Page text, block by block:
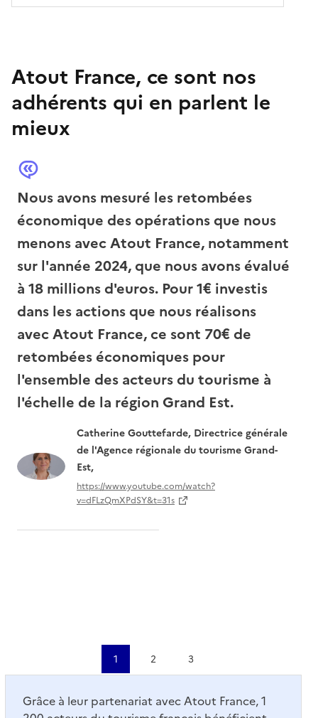
Atout France, ce sont nos
adhérents qui en parlent le
mieux
Nous avons mesuré les retombées
économique des opérations que nous
menons avec Atout France, notamment
sur l'année 2024, que nous avons évalué
à 18 millions d'euros. Pour 1€ investis
dans les actions que nous réalisons
avec Atout France, ce sont 70€ de
retombées économiques pour
l'ensemble des acteurs du tourisme à
l'échelle de la région Grand Est.
Catherine Gouttefarde, Directrice générale
de l'Agence régionale du tourisme Grand-
Est,
https://www.youtube.com/watch?
v=dFLzQmXPdSY&t=31s
1 2 3
Grâce à leur partenariat avec Atout France, 1